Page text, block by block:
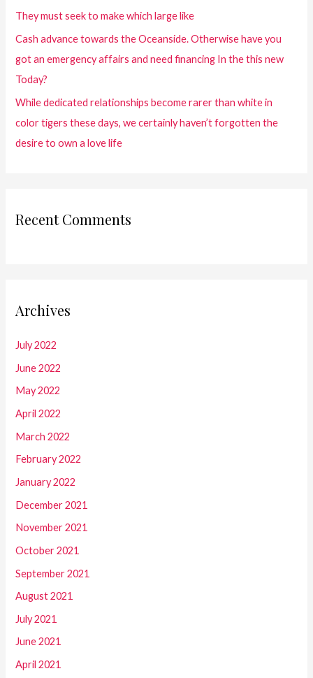
They must seek to make which large like
Cash advance towards the Oceanside. Otherwise have you
got an emergency affairs and need financing In the this new
Today?
While dedicated relationships become rarer than white in
color tigers these days, we certainly haven’t forgotten the
desire to own a love life
Recent Comments
Archives
July 2022
June 2022
May 2022
April 2022
March 2022
February 2022
January 2022
December 2021
November 2021
October 2021
September 2021
August 2021
July 2021
June 2021
April 2021